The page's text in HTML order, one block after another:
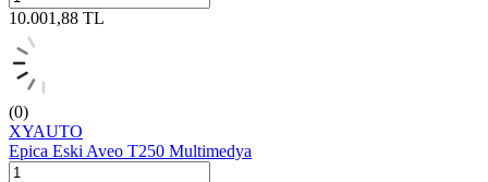
10.001,88 TL
(0)
XYAUTO
Epica Eski Aveo T250 Multimedya